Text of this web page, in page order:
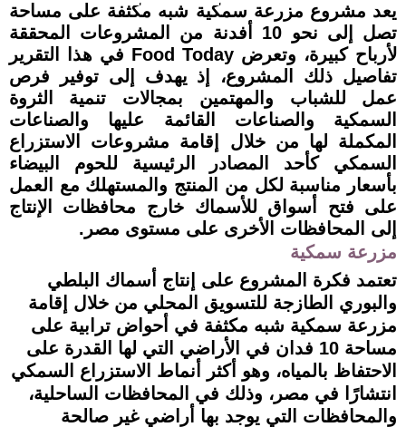
يعد مشروع مزرعة سمكية شبه مكثفة على مساحة
تصل إلى نحو 10 أفدنة من المشروعات المحققة
لأرباح كبيرة، وتعرض Food Today في هذا التقرير
تفاصيل ذلك المشروع، إذ يهدف إلى توفير فرص
عمل للشباب والمهتمين بمجالات تنمية الثروة
السمكية والصناعات القائمة عليها والصناعات
المكملة لها من خلال إقامة مشروعات الاستزراع
السمكي كأحد المصادر الرئيسية للحوم البيضاء
بأسعار مناسبة لكل من المنتج والمستهلك مع العمل
على فتح أسواق للأسماك خارج محافظات الإنتاج
إلى المحافظات الأخرى على مستوى مصر.
مزرعة سمكية
تعتمد فكرة المشروع على إنتاج أسماك البلطي
والبوري الطازجة للتسويق المحلي من خلال إقامة
مزرعة سمكية شبه مكثفة في أحواض ترابية على
مساحة 10 فدان في الأراضي التي لها القدرة على
الاحتفاظ بالمياه، وهو أكثر أنماط الاستزراع السمكي
انتشارًا في مصر، وذلك في المحافظات الساحلية،
والمحافظات التي يوجد بها أراضي غير صالحة